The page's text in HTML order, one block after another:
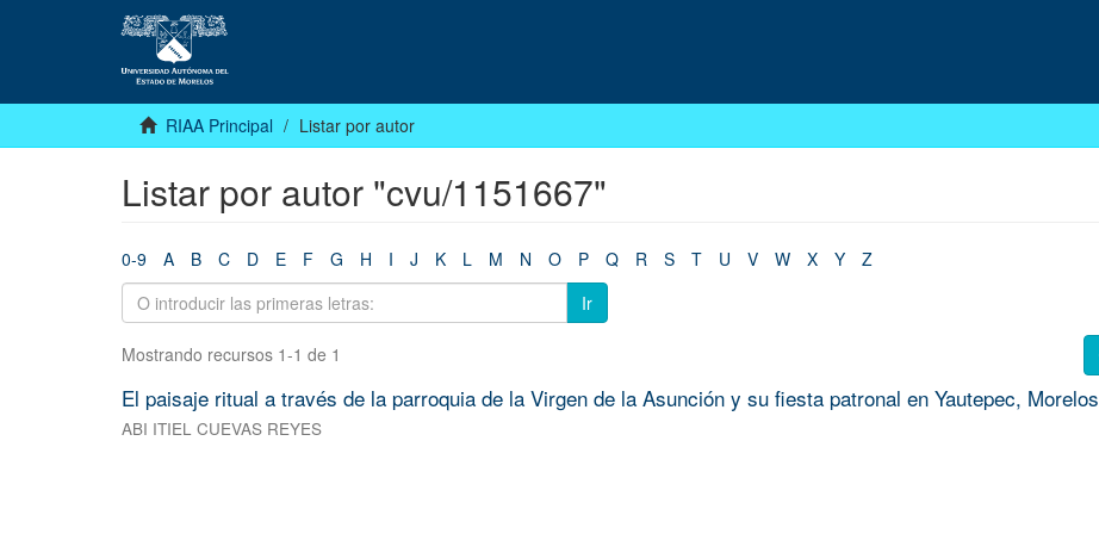
RIAA Principal Listar por autor
Listar por autor "cvu/1151667"
0-9 A B C D E F G H I J K L M N O P Q R S T U V W X Y
Z
Ir
Mostrando recursos 1-1 de 1
El paisaje ritual a través de la parroquia de la Virgen de la Asunción y su fiesta patronal en Yautepec, Morelos
ABI ITIEL CUEVAS REYES